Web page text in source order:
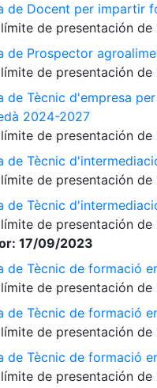
de Docent per impartir
límite de presentación
de Prospector
límite de presentación
de Tècnic d'empresa
2024-2027
límite de presentación
de Tècnic
límite de presentación
de Tècnic
límite de presentación
17/09/2023
de Tècnic de formació
límite de presentación
de Tècnic de formació
límite de presentación
de Tècnic de formació
límite de presentación